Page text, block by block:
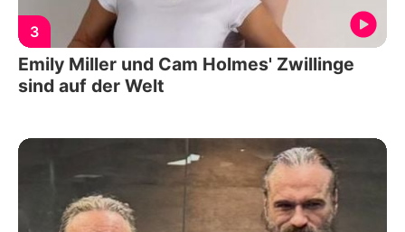
3
Emily Miller und Cam Holmes' Zwillinge
sind auf der Welt